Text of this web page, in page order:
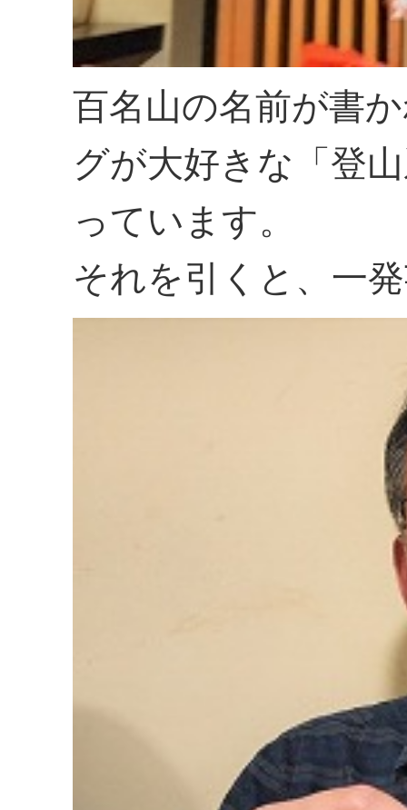
百名山の名前が書
グが大好きな「登
っています。
それを引くと、一